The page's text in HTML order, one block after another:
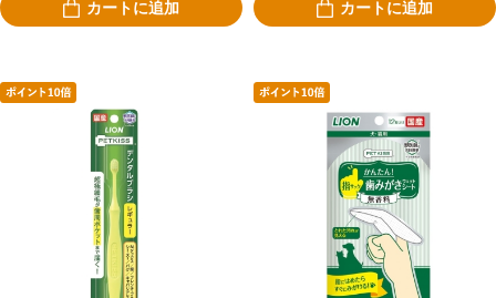
カートに追加 カートに追加